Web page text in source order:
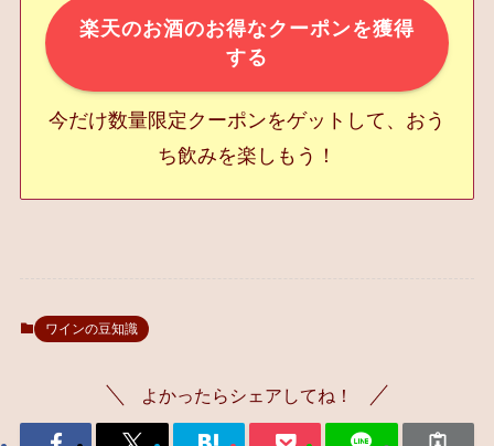
楽天のお酒のお得なクーポンを獲得
する
今だけ数量限定クーポンをゲットして、おう
ち飲みを楽しもう！
ワインの豆知識
よかったらシェアしてね！